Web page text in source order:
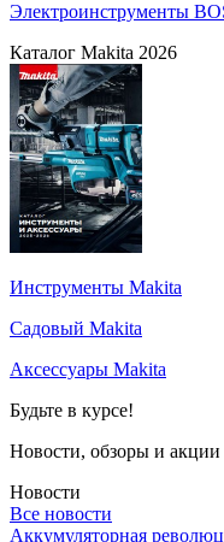
Электроинструменты
Каталог Makita 2026
Инструменты Makita
Садовый Makita
Аксессуары Makita
Будьте в курсе!
Новости, обзоры и акции
Новости
Все новости
Аккумуляторная